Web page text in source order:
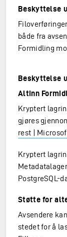
Beskyttelse
både fra
Formidling
Beskyttelse
Altinn
Kryptert
gjøres
rest |
Kryptert
PostgreSQL-
Støtte for
Avsendere
stedet for å